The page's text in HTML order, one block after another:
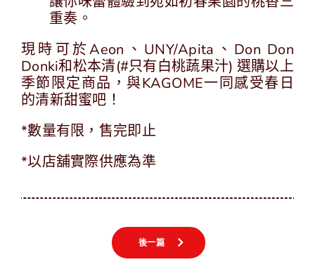
重奏。
現時可於Aeon、UNY/Apita、Don Don
Donki和松本清(#只有白桃蔬果汁) 選購以上
季節限定商品，與KAGOME一同感受春日
的清新甜蜜吧！
*數量有限，售完即止
*以店舖實際供應為準
後一篇